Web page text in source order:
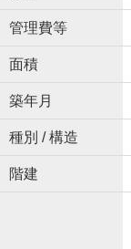
管理費等
面積
築年月
種別 / 構造
階建